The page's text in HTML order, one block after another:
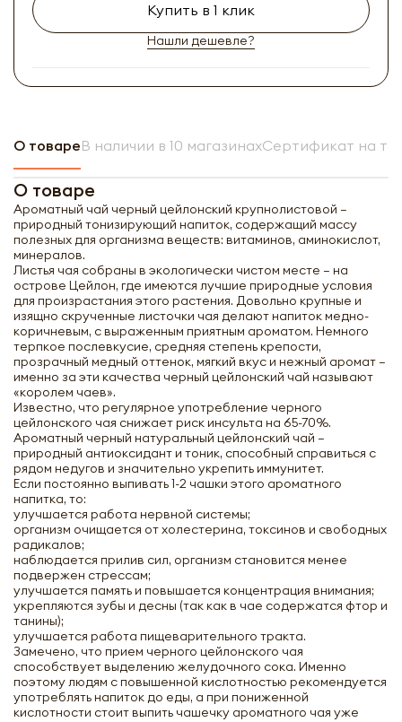
Купить в 1 клик
Нашли дешевле?
О товареВ наличии в 10 магазинахСертификат на
О товаре
Ароматный чай черный цейлонский крупнолистовой –
природный тонизирующий напиток, содержащий массу
полезных для организма веществ: витаминов, аминокислот,
минералов.
Листья чая собраны в экологически чистом месте – на
острове Цейлон, где имеются лучшие природные условия
для произрастания этого растения. Довольно крупные и
изящно скрученные листочки чая делают напиток медно-
коричневым, с выраженным приятным ароматом. Немного
терпкое послевкусие, средняя степень крепости,
прозрачный медный оттенок, мягкий вкус и нежный аромат –
именно за эти качества черный цейлонский чай называют
«королем чаев».
Известно, что регулярное употребление черного
цейлонского чая снижает риск инсульта на 65-70%.
Ароматный черный натуральный цейлонский чай –
природный антиоксидант и тоник, способный справиться с
рядом недугов и значительно укрепить иммунитет.
Если постоянно выпивать 1-2 чашки этого ароматного
напитка, то:
улучшается работа нервной системы;
организм очищается от холестерина, токсинов и свободных
радикалов;
наблюдается прилив сил, организм становится менее
подвержен стрессам;
улучшается память и повышается концентрация внимания;
укрепляются зубы и десны (так как в чае содержатся фтор и
танины);
улучшается работа пищеварительного тракта.
Замечено, что прием черного цейлонского чая
способствует выделению желудочного сока. Именно
поэтому людям с повышенной кислотностью рекомендуется
употреблять напиток до еды, а при пониженной
кислотности стоит выпить чашечку ароматного чая уже